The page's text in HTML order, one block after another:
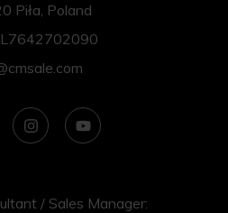
Piła, Poland
/ Sales Manager: